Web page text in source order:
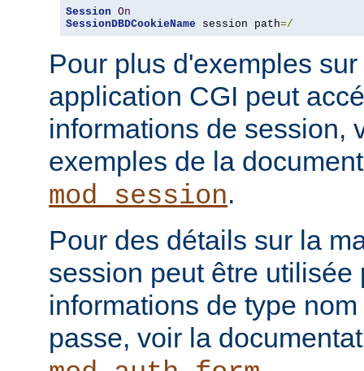
Session On
SessionDBDCookieName session path=/
Pour plus d'exemples
application CGI peut
informations de session,
exemples de la
mod_session.
Pour des détails sur la
session peut être utilisée
informations de type
passe, voir la